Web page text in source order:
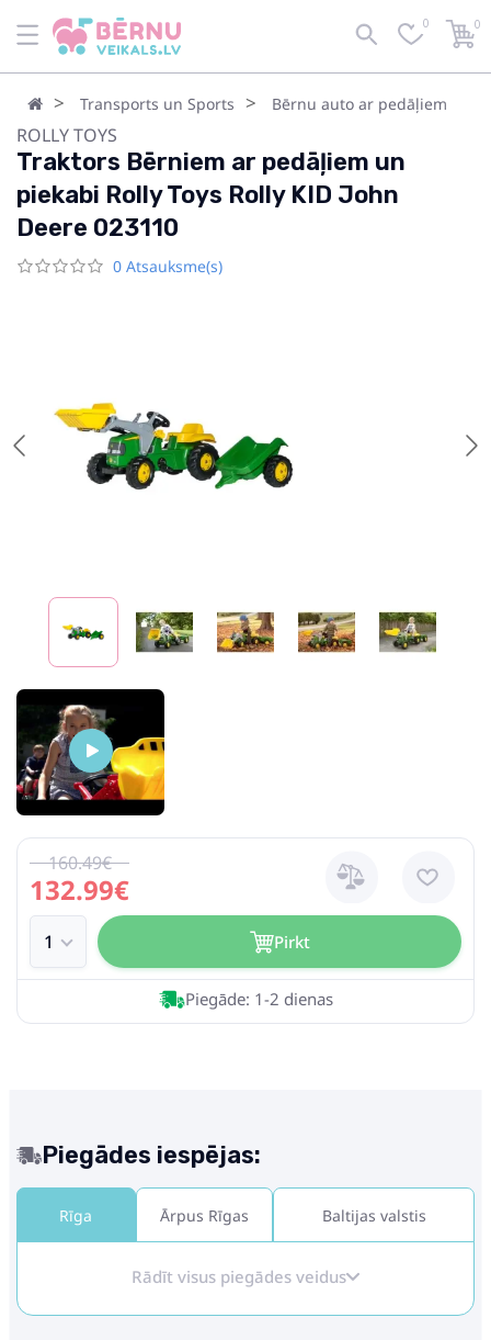
0 0
Transports un Sports Bērnu auto ar pedāļiem
ROLLY TOYS
Traktors Bērniem ar pedāļiem un
piekabi Rolly Toys Rolly KID John
Deere 023110
0 Atsauksme(s)
132.99€
160.49€
Pirkt
Piegāde: 1-2 dienas
Piegādes iespējas:
Rīga Ārpus Rīgas Baltijas valstis
Rādīt visus piegādes veidus